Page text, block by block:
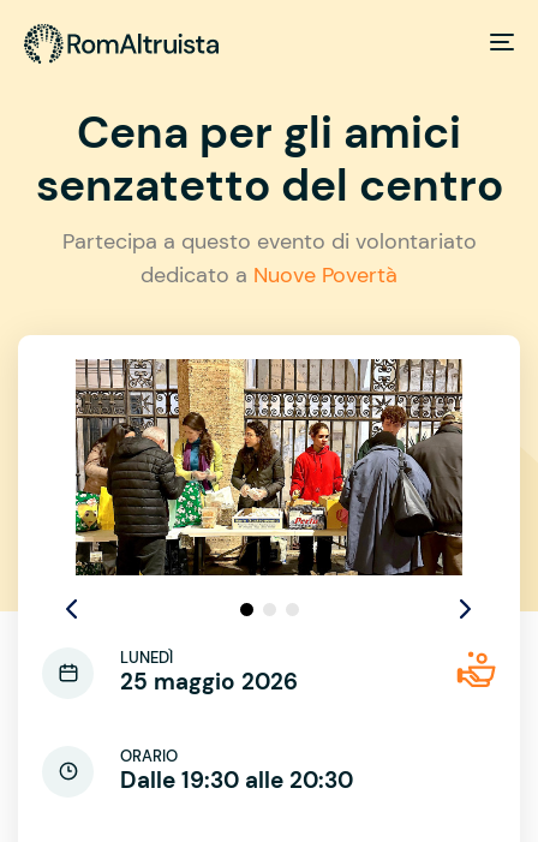
Cena per gli amici
senzatetto del centro
Partecipa a questo evento di volontariato
dedicato a Nuove Povertà
LUNEDÌ
25 maggio 2026
ORARIO
Dalle 19:30 alle 20:30